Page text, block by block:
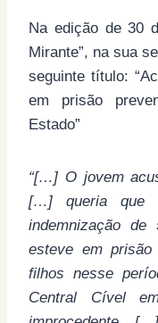
Na edição de 30
Mirante”, na sua
seguinte título:
em prisão
Estado”
“[…] O jovem
[…] queria que
indemnização
esteve em
filhos nesse
Central Cível